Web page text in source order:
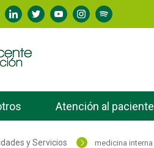
Atención al paciente
y Servicios medicina interna